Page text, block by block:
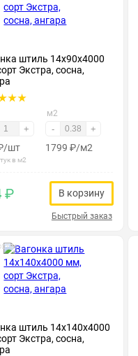
штиль 14х90х4000
Экстра, сосна,
+
/шт
в м2
м2
- +
1799 ₽/м2
₽ В корзину
Быстрый заказ
штиль 14х140х4000
Экстра, сосна,